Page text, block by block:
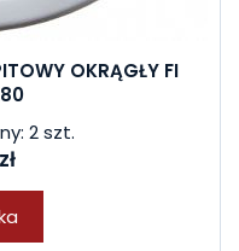
OKRĄGŁY FI
2 szt.